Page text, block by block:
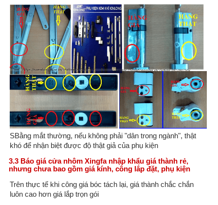
SBằng mắt thường, nếu không phải "dân trong ngành", thật
khó để nhận biệt được độ thật giả của phụ kiện
3.3 Báo giá cửa nhôm Xingfa nhập khẩu giá thành rẻ,
nhưng chưa bao gồm giá kính, công lắp đặt, phụ kiện
Trên thực tế khi công giá bóc tách lại, giá thành chắc chắn
luôn cao hơn giá lắp trọn gói